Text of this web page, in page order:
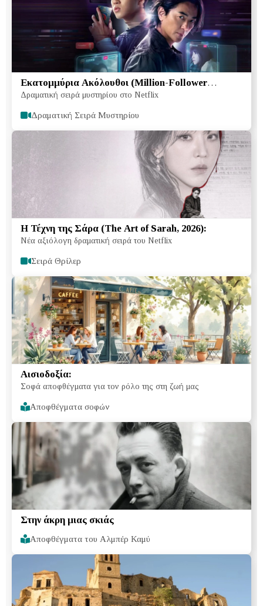
Εκατομμύρια Ακόλουθοι (Million-Follower
Detective, 2026):
Δραματική σειρά μυστηρίου στο Netflix
Δραματική Σειρά Μυστηρίου
Η Τέχνη της Σάρα (The Art of Sarah, 2026):
Νέα αξιόλογη δραματική σειρά του Netflix
Σειρά Θρίλερ
Αισιοδοξία:
Σοφά αποφθέγματα για τον ρόλο της στη ζωή μας
Αποφθέγματα σοφών
Στην άκρη μιας σκιάς
Αποφθέγματα του Αλμπέρ Καμύ